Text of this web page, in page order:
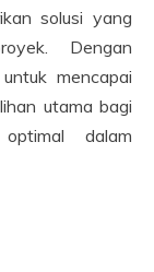
solusi yang
Dengan
mencapai
utama bagi
dalam